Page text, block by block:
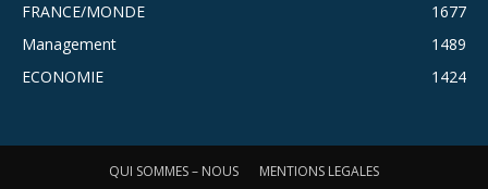
FRANCE/MONDE
1677
Management
1489
ECONOMIE
1424
QUI SOMMES – NOUS MENTIONS LEGALES